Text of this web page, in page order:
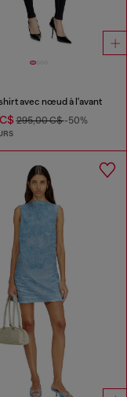
avec nœud à l'avant
295,00 C$-50%